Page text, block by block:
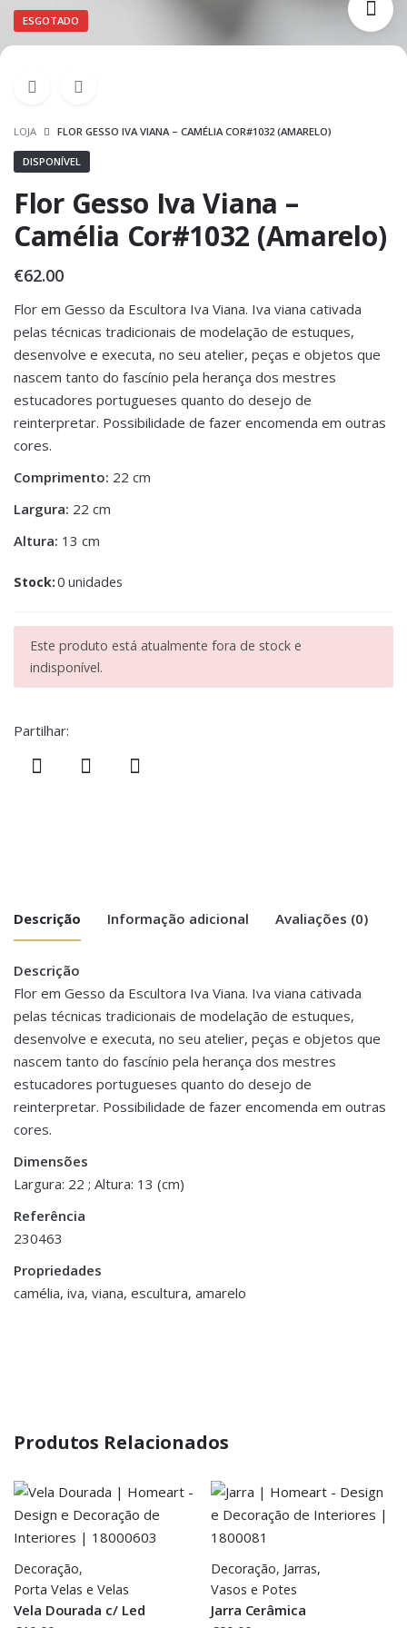
ESGOTADO
LOJA FLOR GESSO IVA VIANA – CAMÉLIA COR#1032 (AMARELO)
DISPONÍVEL
Flor Gesso Iva Viana –
Camélia Cor#1032 (Amarelo)
€62.00
Flor em Gesso da Escultora Iva Viana. Iva viana cativada
pelas técnicas tradicionais de modelação de estuques,
desenvolve e executa, no seu atelier, peças e objetos que
nascem tanto do fascínio pela herança dos mestres
estucadores portugueses quanto do desejo de
reinterpretar. Possibilidade de fazer encomenda em outras
cores.
Comprimento: 22 cm
Largura: 22 cm
Altura: 13 cm
Stock:0 unidades
Este produto está atualmente fora de stock e
indisponível.
Partilhar:
Descrição Informação adicional Avaliações (0)
Descrição
Flor em Gesso da Escultora Iva Viana. Iva viana cativada
pelas técnicas tradicionais de modelação de estuques,
desenvolve e executa, no seu atelier, peças e objetos que
nascem tanto do fascínio pela herança dos mestres
estucadores portugueses quanto do desejo de
reinterpretar. Possibilidade de fazer encomenda em outras
cores.
Dimensões
Largura: 22 ; Altura: 13 (cm)
Referência
230463
Propriedades
camélia, iva, viana, escultura, amarelo
Peso 1 kg
Dimensões 22 × 22 × 13 cm
There are no reviews yet.
Be the first to review “Flor Gesso Iva
Viana – Camélia Cor#1032 (Amarelo)”
You must be <a href="https://www.homeart.pt/minha-
conta/">logged in</a> to post a review.
Produtos Relacionados
Decoração,
Porta Velas e Velas
Vela Dourada c/ Led
Decoração, Jarras,
Vasos e Potes
Jarra Cerâmica